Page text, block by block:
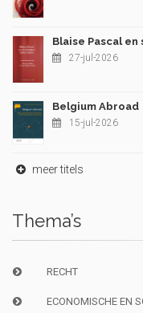
Blaise Pascal en
27-jul-2026
Belgium Abroad
15-jul-2026
meer titels
Thema’s
RECHT
ECONOMISCHE EN